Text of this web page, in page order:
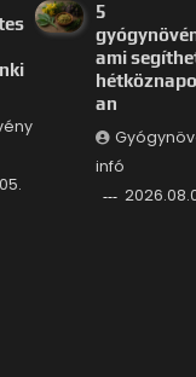
5
ami
an
infó